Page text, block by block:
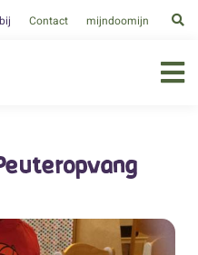
Contact mijndoomijn